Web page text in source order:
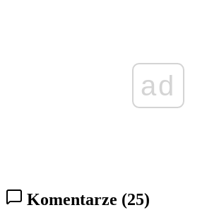
ad
Komentarze (25)